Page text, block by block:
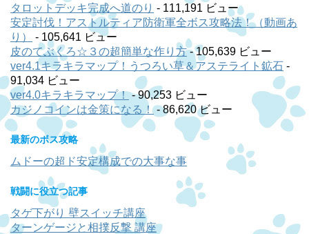
タロットデッキ完成へ道のり - 111,191 ビュー
安定討伐！アストルティア防衛軍全ボス攻略法！（動画あ
り）
- 105,641 ビュー
皮のてぶくろ☆３の超簡単な作り方- 105,639 ビュー
ver4.1キラキラマップ！うつろい草＆アステライト鉱石 -
91,034 ビュー
ver4.0キラキラマップ！- 90,253 ビュー
カジノコインは金策になる！- 86,620 ビュー
最新のボス攻略
ムドーの超ド安定構成での大事な事
戦闘に役立つ記事
タゲ下がり 壁スイッチ講座
ターンゲージと相撲反撃 講座